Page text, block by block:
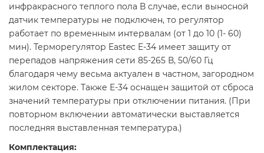
инфракрасного теплого пола В случае, если выносной
датчик температуры не подключен, то регулятор
работает по временным интервалам (от 1 до 10 (1- 60)
мин). Терморегулятор Eastec E-34 имеет защиту от
перепадов напряжения сети 85-265 В, 50/60 Гц
благодаря чему весьма актуален в частном, загородном
жилом секторе. Также Е-34 оснащен защитой от сброса
значений температуры при отключении питания. (При
повторном включении автоматически выставляется
последняя выставленная температура.)
Комплектация: